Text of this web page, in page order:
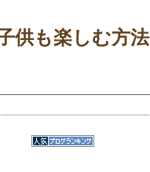
供も楽しむ方法